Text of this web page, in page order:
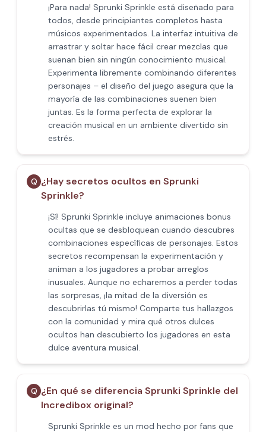
¡Para nada! Sprunki Sprinkle está diseñado para
todos, desde principiantes completos hasta
músicos experimentados. La interfaz intuitiva de
arrastrar y soltar hace fácil crear mezclas que
suenan bien sin ningún conocimiento musical.
Experimenta libremente combinando diferentes
personajes – el diseño del juego asegura que la
mayoría de las combinaciones suenen bien
juntas. Es la forma perfecta de explorar la
creación musical en un ambiente divertido sin
estrés.
Q ¿Hay secretos ocultos en Sprunki
Sprinkle?
¡Sí! Sprunki Sprinkle incluye animaciones bonus
ocultas que se desbloquean cuando descubres
combinaciones específicas de personajes. Estos
secretos recompensan la experimentación y
animan a los jugadores a probar arreglos
inusuales. Aunque no echaremos a perder todas
las sorpresas, ¡la mitad de la diversión es
descubrirlas tú mismo! Comparte tus hallazgos
con la comunidad y mira qué otros dulces
ocultos han descubierto los jugadores en esta
dulce aventura musical.
Q ¿En qué se diferencia Sprunki Sprinkle del
Incredibox original?
Sprunki Sprinkle es un mod hecho por fans que